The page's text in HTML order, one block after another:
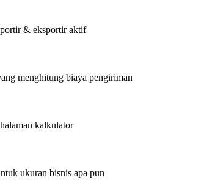
& eksportir aktif
menghitung biaya pengiriman
kalkulator
ukuran bisnis apa pun